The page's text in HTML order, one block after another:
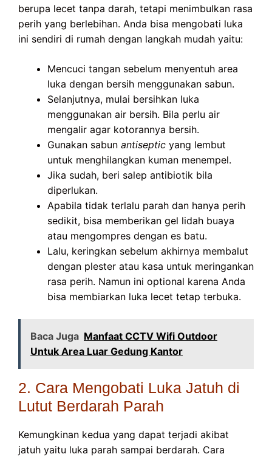
berupa lecet tanpa darah, tetapi menimbulkan rasa
perih yang berlebihan. Anda bisa mengobati luka
ini sendiri di rumah dengan langkah mudah yaitu:
Mencuci tangan sebelum menyentuh area
luka dengan bersih menggunakan sabun.
Selanjutnya, mulai bersihkan luka
menggunakan air bersih. Bila perlu air
mengalir agar kotorannya bersih.
Gunakan sabun antiseptic yang lembut
untuk menghilangkan kuman menempel.
Jika sudah, beri salep antibiotik bila
diperlukan.
Apabila tidak terlalu parah dan hanya perih
sedikit, bisa memberikan gel lidah buaya
atau mengompres dengan es batu.
Lalu, keringkan sebelum akhirnya membalut
dengan plester atau kasa untuk meringankan
rasa perih. Namun ini optional karena Anda
bisa membiarkan luka lecet tetap terbuka.
Baca Juga Manfaat CCTV Wifi Outdoor
Untuk Area Luar Gedung Kantor
2. Cara Mengobati Luka Jatuh di
Lutut Berdarah Parah
Kemungkinan kedua yang dapat terjadi akibat
jatuh yaitu luka parah sampai berdarah. Cara